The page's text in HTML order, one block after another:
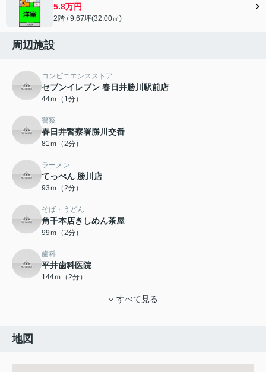
5.8万円
2階 / 9.67坪(32.00㎡)
周辺施設
コンビニエンスストア
セブンイレブン 春日井勝川駅前店
44ｍ（1分）
警察
春日井警察署勝川交番
81ｍ（2分）
ラーメン
てっぺん 勝川店
93ｍ（2分）
そば・うどん
角千本店きしめん茶屋
99ｍ（2分）
歯科
平井歯科医院
144ｍ（2分）
すべて見る
地図